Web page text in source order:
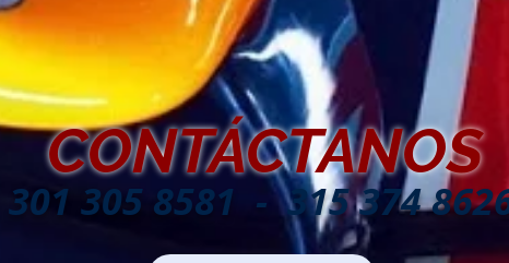
CONTÁCTANOS
301 305 8581 - 315 374